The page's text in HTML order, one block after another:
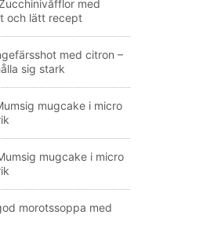
med
och lätt recept
med citron –
sig stark
mugcake i micro
mugcake i micro
morotssoppa med